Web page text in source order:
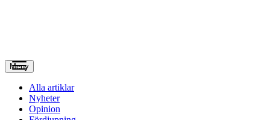
Meny
Alla artiklar
Nyheter
Opinion